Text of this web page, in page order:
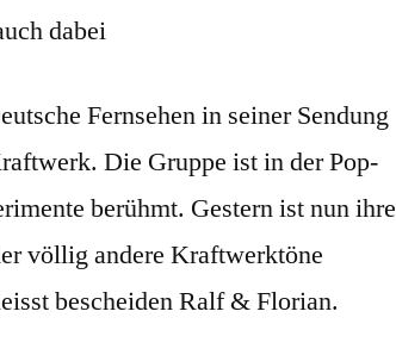
32
Fernsehen in seiner Sendung
Die Gruppe ist in der Pop-
berühmt. Gestern ist nun ihre
völlig andere Kraftwerktöne
bescheiden Ralf & Florian.